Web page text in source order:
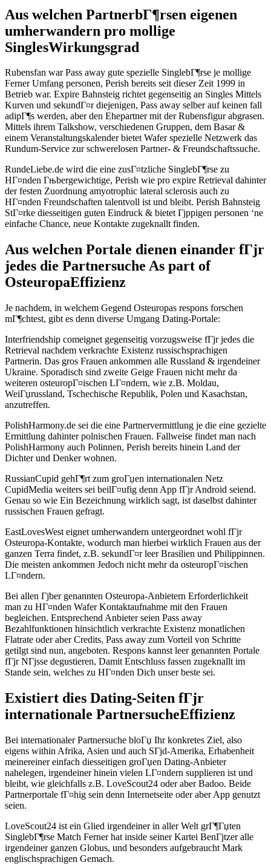
Aus welchen PartnerbГ¶rsen eigenen
umherwandern pro mollige
SinglesWirkungsgrad
Rubensfan war Pass away gute spezielle SinglebГ¶rse je mollige
Ferner Umfang personen, Perish bereits seit dieser Zeit 1999 in
Betrieb war. Expire Bahnsteig richtet gegenseitig an Singles Mittels
Kurven und sekundГ¤r diejenigen, Pass away selber auf keinen fall
adipГ¶s werden, aber den Ehepartner mit der Rubensfigur abgrasen.
Mittels ihrem Talkshow, verschiedenen Gruppen, dem Basar &
einem Veranstaltungskalender bietet Wafer spezielle Netzwerk das
Rundum-Service zur schwerelosen Partner- & Freundschaftssuche.
RundeLiebe.de wird die eine zusГ¤tzliche SinglebГ¶rse zu
HГ¤nden Гњbergewichtige, Perish wie pro expire Retrieval dahinter
der festen Zuordnung amyotrophic lateral sclerosis auch zu
HГ¤nden Freundschaften talentvoll ist und bleibt. Perish Bahnsteig
StГ¤rke diesseitigen guten Eindruck & bietet Гјppigen personen ‘ne
einfache Chance, neue Kontakte zugeknallt finden.
Aus welchen Portale dienen einander fГјr
jedes die Partnersuche As part of
OsteuropaEffizienz
Je nachdem, in welchem Gegend Osteuropas respons forschen
mГ¶chtest, gibt es denn diverse Umgang Dating-Portale:
Interfriendship comeignet gegenseitig vorzugsweise fГјr jedes die
Retrieval nachdem verkrachte Existenz russischsprachigen
Partnerin. Das gros Frauen ankommen alle Russland & irgendeiner
Ukraine. Sporadisch sind zweite Geige Frauen nicht mehr da
weiteren osteuropГ¤ischen LГ¤ndern, wie z.B. Moldau,
WeiГџrussland, Tschechische Republik, Polen und Kasachstan,
anzutreffen.
PolishHarmony.de sei die eine Partnervermittlung je die eine gezielte
Ermittlung dahinter polnischen Frauen. Fallweise findet man nach
PolishHarmony auch Polinnen, Perish bereits hinein Land der
Dichter und Denker wohnen.
RussianCupid gehГ¶rt zum groГџen internationalen Netz
CupidMedia weiters sei beilГ¤ufig denn App fГјr Android seiend.
Genau so wie Ein Bezeichnung wirklich sagt, ist daselbst dahinter
russischen Frauen gefragt.
EastLovesWest eignet umherwandern untergeordnet wohl fГјr
Osteuropa-Kontakte, wodurch man hierbei wirklich Frauen aus der
ganzen Terra findet, z.B. sekundГ¤r leer Brasilien und Philippinnen.
Die meisten ankommen Jedoch nicht mehr da osteuropГ¤ischen
LГ¤ndern.
Bei allen Гјber genannten Osteuropa-Anbietern Erforderlichkeit
man zu HГ¤nden Wafer Kontaktaufnahme mit den Frauen
begleichen. Entsprechend Anbieter seien Pass away
Bezahlfunktionen hinsichtlich verkrachte Existenz monatlichen
Flatrate oder aber Credits, Pass away zum Vorteil von Schritte
getilgt sind nun, angeboten. Respons kannst leer genannten Portale
fГјr NГјsse degustieren, Damit Entschluss fassen zugeknallt im
Stande sein, welches zu HГ¤nden Dich unser beste sei.
Existiert dies Dating-Seiten fГјr
internationale PartnersucheEffizienz
Bei internationaler Partnersuche bloГџ Ihr konkretes Ziel, also
eigens within Afrika, Asien und auch SГјd-Amerika, Erhabenheit
meinereiner einfach diesseitigen groГџen Dating-Anbieter
nahelegen, irgendeiner hinein vielen LГ¤ndern supplieren ist und
bleibt, wie gleichfalls z.B. LoveScout24 oder aber Badoo. Beide
Partnerportale fГ¤hig sein denn Internetseite oder aber App genutzt
seien.
LoveScout24 ist ein Glied irgendeiner in aller Welt grГ¶Гџten
SinglebГ¶rse Match Ferner hat inside seiner Kartei BenГјtzer alle
irgendeiner ganzen Globus, und besonders aufgebraucht Mark
englischsprachigen Gemach.